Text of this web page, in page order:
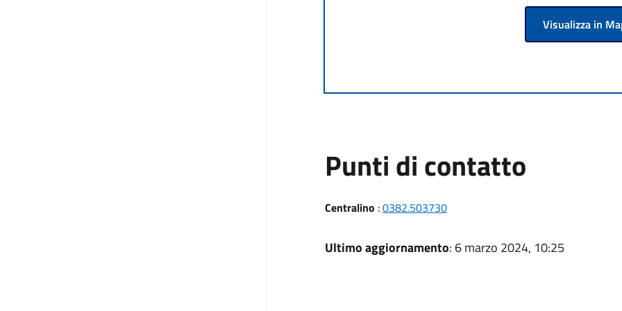
Visualizza in
Punti di contatto
Centralino :0382.503730
Ultimo aggiornamento: 6 marzo 2024, 10:25